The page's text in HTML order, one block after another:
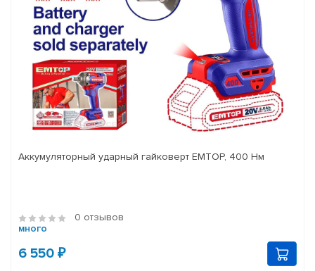
Аккумуляторный ударный гайковерт EMTOP, 400 Нм
0 отзывов
много
6 550 ₽